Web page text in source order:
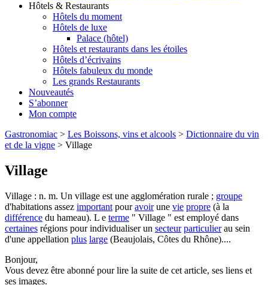
Hôtels & Restaurants
Hôtels du moment
Hôtels de luxe
Palace (hôtel)
Hôtels et restaurants dans les étoiles
Hôtels d’écrivains
Hôtels fabuleux du monde
Les grands Restaurants
Nouveautés
S’abonner
Mon compte
Gastronomiac > Les Boissons, vins et alcools > Dictionnaire du vin
et de la vigne > Village
Village
Village : n. m. Un village est une agglomération rurale ; groupe
d'habitations assez important pouravoirune vie propre (à la
différence du hameau). L e terme " Village " est employé dans
certaines régions pour individualiser un secteur particulierau sein
d'une appellation plus large (Beaujolais, Côtes du Rhône)....
Bonjour,
Vous devez être abonné pour lire la suite de cet article, ses liens et
ses images.